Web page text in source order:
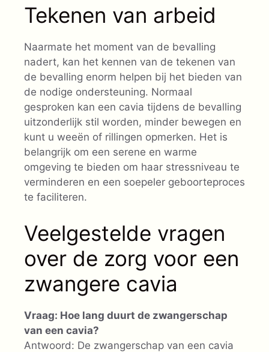
Tekenen van arbeid
Naarmate het moment van de bevalling
nadert, kan het kennen van de tekenen van
de bevalling enorm helpen bij het bieden van
de nodige ondersteuning. Normaal
gesproken kan een cavia tijdens de bevalling
uitzonderlijk stil worden, minder bewegen en
kunt u weeën of rillingen opmerken. Het is
belangrijk om een serene en warme
omgeving te bieden om haar stressniveau te
verminderen en een soepeler geboorteproces
te faciliteren.
Veelgestelde vragen
over de zorg voor een
zwangere cavia
Vraag: Hoe lang duurt de zwangerschap
van een cavia?
Antwoord: De zwangerschap van een cavia